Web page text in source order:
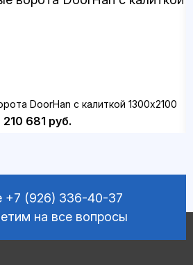
DoorHan с калиткой 1300х2100
210 681 руб.
+7 (926) 336-40-37
на все вопросы